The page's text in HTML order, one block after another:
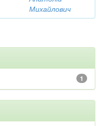
Михайлович
1